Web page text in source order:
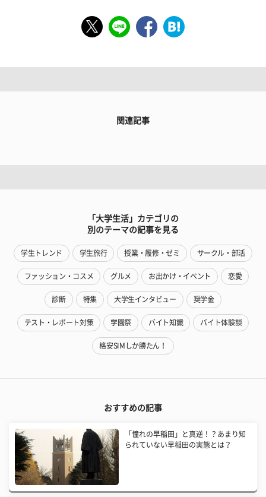
関連記事
「大学生活」カテゴリの
別のテーマの記事を見る
学生トレンド 学生旅行 授業・履修・ゼミ サークル・部活
ファッション・コスメ グルメ お出かけ・イベント 恋愛
診断 特集 大学生インタビュー 奨学金
テスト・レポート対策 学園祭 バイト知識 バイト体験談
格安SIMしか勝たん！
おすすめの記事
「憧れの早稲田」と真逆！？あまり知
られていない早稲田の実態とは？